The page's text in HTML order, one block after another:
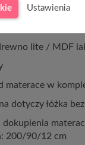
68cm
lite / MDF
materace w
dotyczy łóżka
dokupienia
200/90/12 cm
Ustawienia